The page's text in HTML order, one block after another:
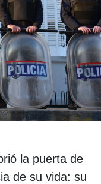
la puerta de
de su vida: su